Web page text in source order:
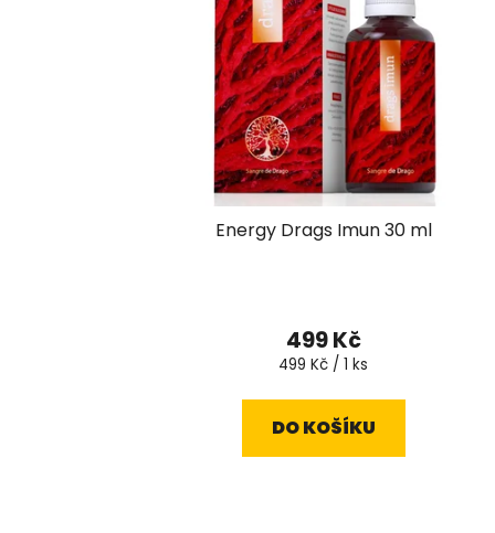
Energy Drags Imun 30 ml
499 Kč
Měrná
499 Kč / 1 ks
DO KOŠÍKU